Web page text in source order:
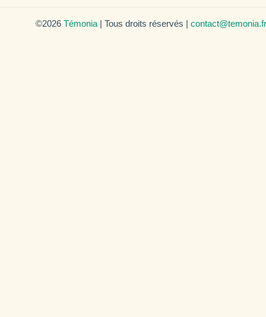
©2026 Témonia | Tous droits réservés | contact@temonia.fr